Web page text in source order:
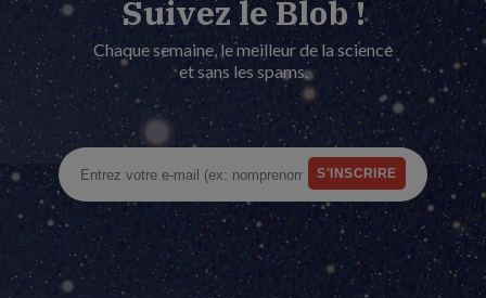
Suivez le Blob !
Chaque semaine, le meilleur de la science
et sans les spams.